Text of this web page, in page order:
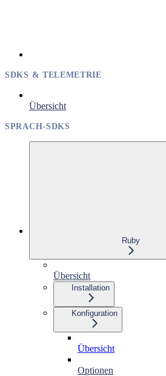
SDKS & TELEMETRIE
Übersicht
SPRACH-SDKS
Ruby
Übersicht
Installation
Konfiguration
Übersicht
Optionen